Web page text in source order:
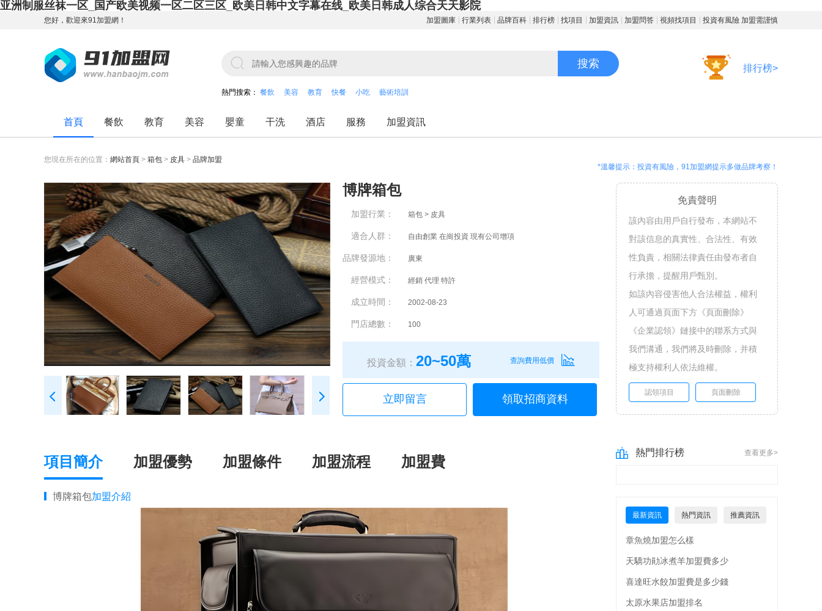
亚洲制服丝袜一区_国产欧美视频一区二区三区_欧美日韩中文字幕在线_欧美日韩成人综合天天影院
您好，歡迎來91加盟網！ 加盟圖庫 行業列表 品牌百科 排行榜 找項目 加盟資訊 加盟問答 視頻找項目 投資有風險 加盟需謹慎
搜索
熱門搜索： 餐飲 美容 教育 快餐 小吃 藝術培訓
排行榜>
首頁 餐飲 教育 美容 嬰童 干洗 酒店 服務 加盟資訊
您現在所在的位置： 網站首頁 > 箱包 > 皮具 > 品牌加盟
*溫馨提示：投資有風險，91加盟網提示多做品牌考察！
博牌箱包
加盟行業： 箱包 > 皮具
適合人群： 自由創業 在崗投資 現有公司增項
品牌發源地： 廣東
經營模式： 經銷 代理 特許
成立時間： 2002-08-23
門店總數： 100
投資金額： 20~50萬 查詢費用低價
立即留言 領取招商資料
免責聲明
該內容由用戶自行發布，本網站不
對該信息的真實性、合法性、有效
性負責，相關法律責任由發布者自
行承擔，提醒用戶甄別。
如該內容侵害他人合法權益，權利
人可通過頁面下方《頁面刪除》
《企業認領》鏈接中的聯系方式與
我們溝通，我們將及時刪除，并積
極支持權利人依法維權。
認領項目 頁面刪除
項目簡介 加盟優勢 加盟條件 加盟流程 加盟費
博牌箱包加盟介紹
熱門排行榜 查看更多>
最新資訊 熱門資訊 推薦資訊
章魚燒加盟怎么樣
天驕功勛冰煮羊加盟費多少
喜達旺水餃加盟費是多少錢
太原水果店加盟排名